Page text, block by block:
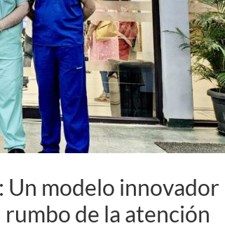
Un modelo innovador
de la atención